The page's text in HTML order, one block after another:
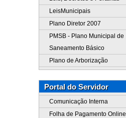
LeisMunicipais
Plano Diretor 2007
PMSB - Plano Municipal de
Saneamento Básico
Plano de Arborização
Portal do Servidor
Comunicação Interna
Folha de Pagamento Online